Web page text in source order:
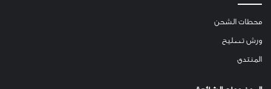
محطات الشحن
ورش تصليح
المنتدى